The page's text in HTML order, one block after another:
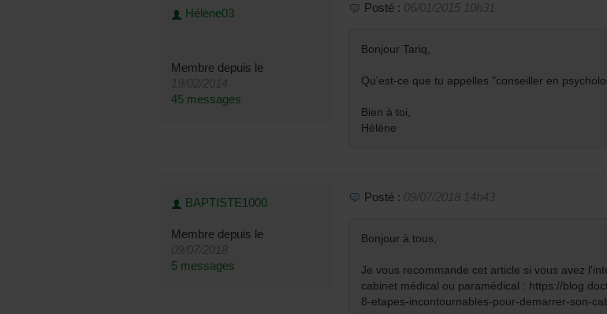
Hélène03
Membre depuis le
45 messages
Posté : 06/01/2015 10h31
Bonjour Tariq,
Qu'est-ce que tu appelles "conseiller en
Bien à toi,
Hélène
BAPTISTE1000
Membre depuis le
5 messages
Posté : 09/07/2018 14h43
Bonjour à tous,
Je vous recommande cet article si vous avez
cabinet médical ou paramédical : https://
8-etapes-incontournables-pour-demarrer-son-